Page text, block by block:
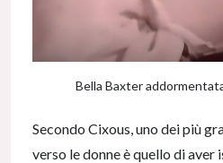
Bella Baxter
Secondo Cixous, uno dei più
verso le donne è quello di